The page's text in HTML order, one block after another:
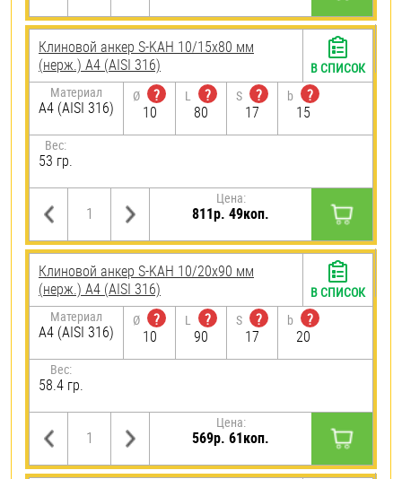
Клиновой анкер S-KAH 10/15х80 мм
(нерж.) A4 (AISI 316)
Материал
A4 (AISI 316)
Ø
?
10
L
?
80
S
?
17
b
?
15
Вес:
53 гр.
Цена:
811р. 49коп.
В СПИСОК
Клиновой анкер S-KAH 10/20х90 мм
(нерж.) A4 (AISI 316)
Материал
A4 (AISI 316)
Ø
?
10
L
?
90
S
?
17
b
?
20
Вес:
58.4 гр.
Цена:
569р. 61коп.
В СПИСОК